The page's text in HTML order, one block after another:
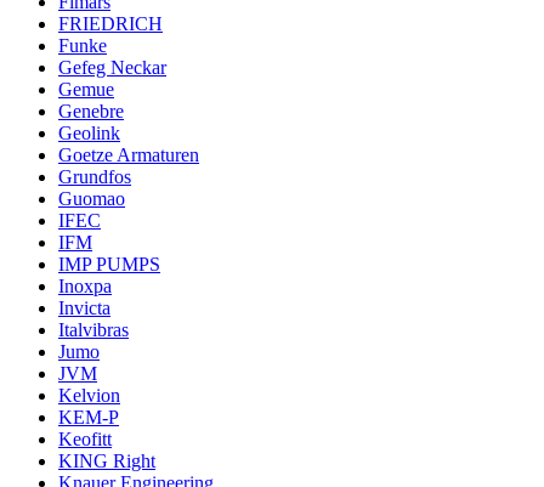
FRIEDRICH
Funke
Gefeg Neckar
Gemue
Genebre
Geolink
Goetze Armaturen
Grundfos
Guomao
IFEC
IFM
IMP PUMPS
Inoxpa
Invicta
Italvibras
Jumo
JVM
Kelvion
KEM-P
Keofitt
KING Right
Knauer Engineering